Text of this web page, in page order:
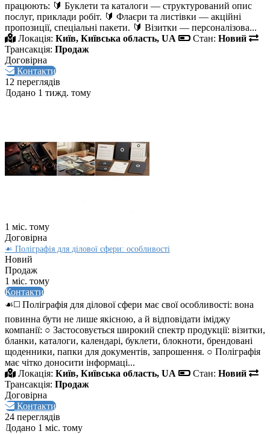
працюють: 🔰 Буклети та каталоги — структурований опис
послуг, приклади робіт. 🔰 Флаєри та листівки — акційні
пропозиції, спеціальні пакети. 🔰 Візитки — персоналізова...
Локація: Київ, Київська область, UA Стан: Новий
Трансакція: Продаж
Договірна
Контакти
12 переглядів
Додано 1 тижд. тому
1 міс. тому
Договірна
☙ Поліграфія для ділової сфери: особливості
Новий
Продаж
1 міс. тому
Контакти
☙◻️ Поліграфія для ділової сфери має свої особливості: вона
повинна бути не лише якісною, а й відповідати іміджу
компанії: ○ Застосовується широкий спектр продукції: візитки,
бланки, каталоги, календарі, буклети, блокноти, брендовані
щоденники, папки для документів, запрошення. ○ Поліграфія
має чітко доносити інформаці...
Локація: Київ, Київська область, UA Стан: Новий
Трансакція: Продаж
Договірна
Контакти
24 переглядів
Додано 1 міс. тому